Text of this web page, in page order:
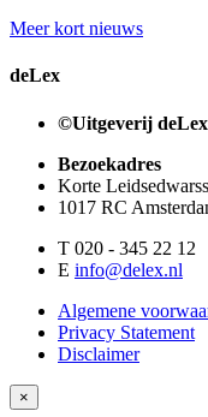
Meer kort nieuws
deLex
©Uitgeverij deLex
Bezoekadres
Korte
1017 RC
T 020 - 345 22 12
E info@delex.nl
Algemene
Privacy Statement
Disclaimer
×